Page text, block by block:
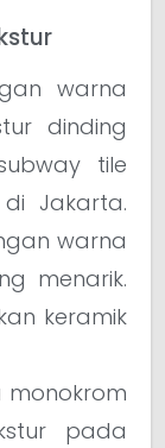
warna
dinding
tile
Jakarta.
warna
menarik.
keramik
pada